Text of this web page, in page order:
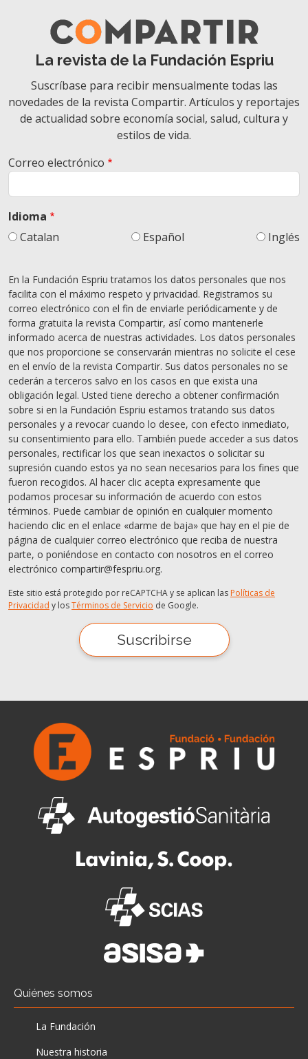
La revista de la Fundación Espriu
Suscríbase para recibir mensualmente todas las
novedades de la revista Compartir. Artículos y reportajes
de actualidad sobre economía social, salud, cultura y
estilos de vida.
Correo electrónico
Idioma
Catalan
Español Inglés
En la Fundación Espriu tratamos los datos personales que nos
facilita con el máximo respeto y privacidad. Registramos su
correo electrónico con el fin de enviarle periódicamente y de
forma gratuita la revista Compartir, así como mantenerle
informado acerca de nuestras actividades. Los datos personales
que nos proporcione se conservarán mientras no solicite el cese
en el envío de la revista Compartir. Sus datos personales no se
cederán a terceros salvo en los casos en que exista una
obligación legal. Usted tiene derecho a obtener confirmación
sobre si en la Fundación Espriu estamos tratando sus datos
personales y a revocar cuando lo desee, con efecto inmediato,
su consentimiento para ello. También puede acceder a sus datos
personales, rectificar los que sean inexactos o solicitar su
supresión cuando estos ya no sean necesarios para los fines que
fueron recogidos. Al hacer clic acepta expresamente que
podamos procesar su información de acuerdo con estos
términos. Puede cambiar de opinión en cualquier momento
haciendo clic en el enlace «darme de baja» que hay en el pie de
página de cualquier correo electrónico que reciba de nuestra
parte, o poniéndose en contacto con nosotros en el correo
electrónico compartir@fespriu.org.
Este sitio está protegido por reCAPTCHA y se aplican las Políticas de
Privacidad y losTérminos de Servicio de Google.
Quiénes somos
La Fundación
Nuestra historia